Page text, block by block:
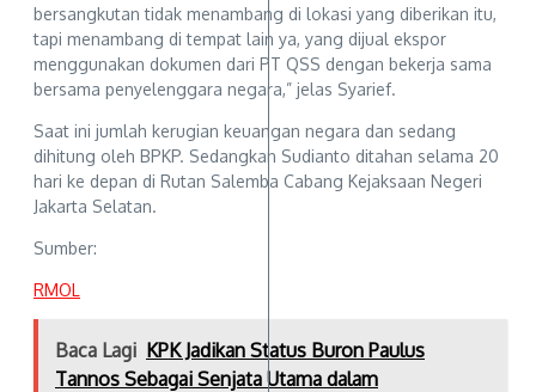
bersangkutan tidak menambang di lokasi yang diberikan itu,
tapi menambang di tempat lain ya, yang dijual ekspor
menggunakan dokumen dari PT QSS dengan bekerja sama
bersama penyelenggara negara,” jelas Syarief.
Saat ini jumlah kerugian keuangan negara dan sedang
dihitung oleh BPKP. Sedangkan Sudianto ditahan selama 20
hari ke depan di Rutan Salemba Cabang Kejaksaan Negeri
Jakarta Selatan.
Sumber:
RMOL
Baca Lagi KPK Jadikan Status Buron Paulus
Tannos Sebagai Senjata Utama dalam